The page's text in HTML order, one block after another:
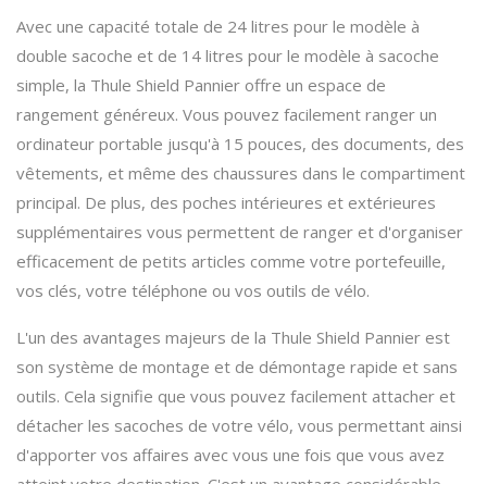
Avec une capacité totale de 24 litres pour le modèle à
double sacoche et de 14 litres pour le modèle à sacoche
simple, la Thule Shield Pannier offre un espace de
rangement généreux. Vous pouvez facilement ranger un
ordinateur portable jusqu'à 15 pouces, des documents, des
vêtements, et même des chaussures dans le compartiment
principal. De plus, des poches intérieures et extérieures
supplémentaires vous permettent de ranger et d'organiser
efficacement de petits articles comme votre portefeuille,
vos clés, votre téléphone ou vos outils de vélo.
L'un des avantages majeurs de la Thule Shield Pannier est
son système de montage et de démontage rapide et sans
outils. Cela signifie que vous pouvez facilement attacher et
détacher les sacoches de votre vélo, vous permettant ainsi
d'apporter vos affaires avec vous une fois que vous avez